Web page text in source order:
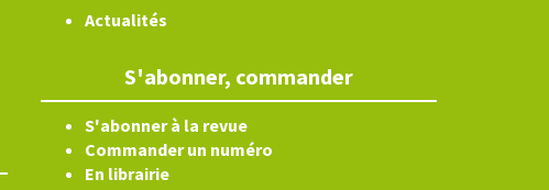
Actualités
S'abonner, commander
S'abonner à la revue
Commander un numéro
En librairie